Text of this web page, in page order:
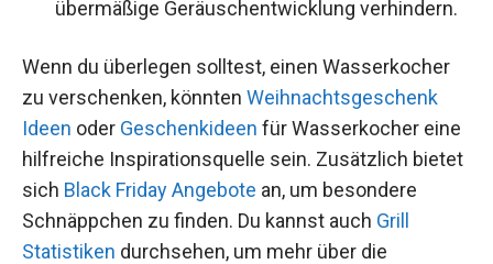
übermäßige Geräuschentwicklung verhindern.
Wenn du überlegen solltest, einen Wasserkocher
zu verschenken, könnten Weihnachtsgeschenk
Ideen oder Geschenkideen für Wasserkocher eine
hilfreiche Inspirationsquelle sein. Zusätzlich bietet
sich Black Friday Angebote an, um besondere
Schnäppchen zu finden. Du kannst auch Grill
Statistiken durchsehen, um mehr über die